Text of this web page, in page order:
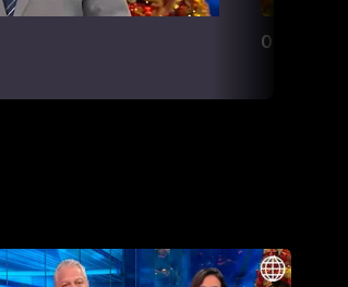
08/12/